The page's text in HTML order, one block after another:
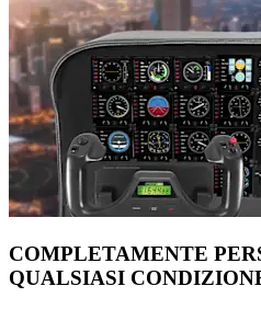
COMPLETAMENTE
QUALSIASI